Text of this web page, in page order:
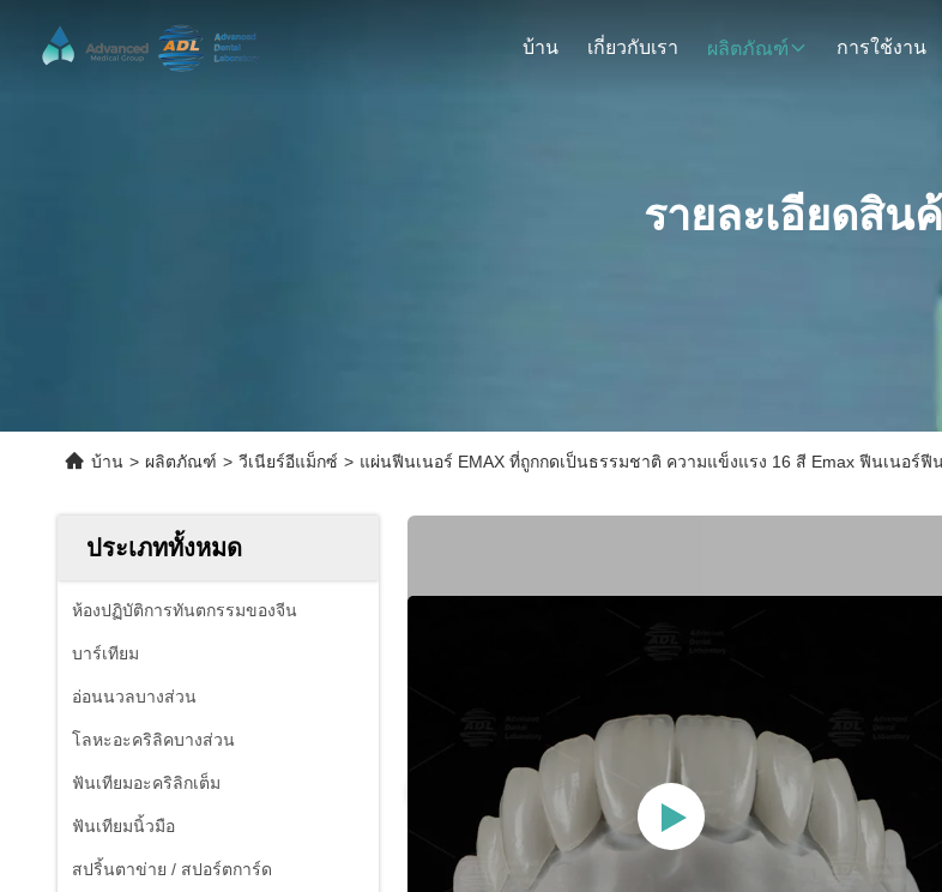
บ้าน เกี่ยวกับเรา ผลิตภัณฑ์ การใช้งาน
รายละเอียดสิน
บ้าน > ผลิตภัณฑ์ > วีเนียร์อีแม็กซ์ > แผ่นฟีนเนอร์ EMAX ที่ถูกกดเป็นธรรมชาติ ความแข็งแรง 16 สี Emax ฟีนเนอร์
ประเภททั้งหมด
ห้องปฏิบัติการทันตกรรมของจีน
บาร์เทียม
อ่อนนวลบางส่วน
โลหะอะคริลิคบางส่วน
ฟันเทียมอะคริลิกเต็ม
ฟันเทียมนิ้วมือ
สปริ้นตาข่าย / สปอร์ตการ์ด